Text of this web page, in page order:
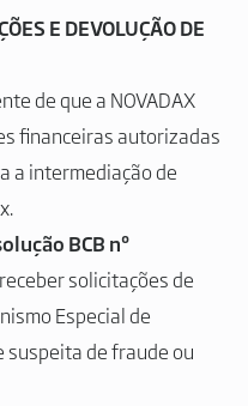
E DEVOLUÇÃO DE
de que a NOVADAX
financeiras autorizadas
a intermediação de
BCB nº
solicitações de
Especial de
suspeita de fraude ou